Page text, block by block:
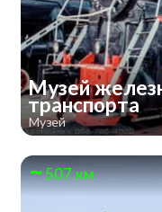
Музей
транспорта
Музей
507 км